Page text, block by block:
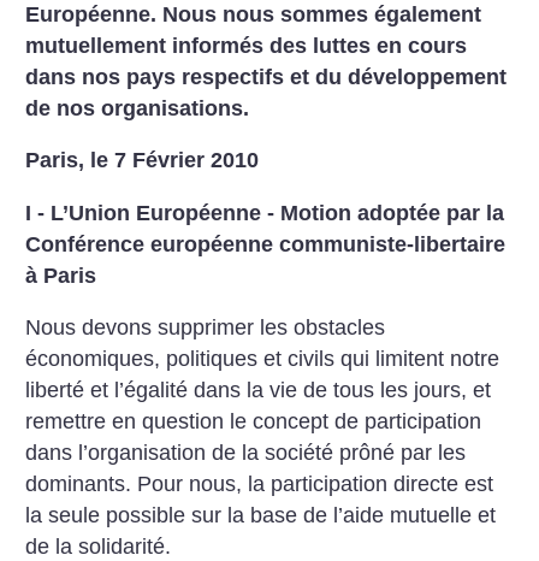
Européenne. Nous nous sommes également
mutuellement informés des luttes en cours
dans nos pays respectifs et du développement
de nos organisations.
Paris, le 7 Février 2010
I - L’Union Européenne - Motion adoptée par la
Conférence européenne communiste-libertaire
à Paris
Nous devons supprimer les obstacles
économiques, politiques et civils qui limitent notre
liberté et l’égalité dans la vie de tous les jours, et
remettre en question le concept de participation
dans l’organisation de la société prôné par les
dominants. Pour nous, la participation directe est
la seule possible sur la base de l’aide mutuelle et
de la solidarité.